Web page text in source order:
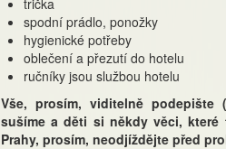
trička
spodní prádlo, ponožky
hygienické potřeby
oblečení a přezutí do hotelu
ručníky jsou službou hotelu
Vše, prosím, viditelně podepište
sušíme a děti si někdy věci, které
Prahy, prosím, neodjíždějte před